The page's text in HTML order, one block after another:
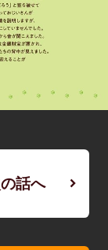
話へ